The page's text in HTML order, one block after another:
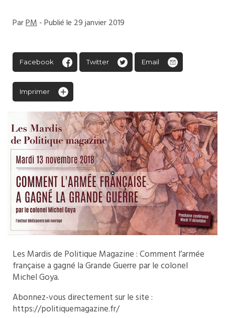
ParPM- Publié le 29 janvier 2019
Facebook Twitter Email
Imprimer
Les Mardis de Politique Magazine : Comment l’armée
française a gagné la Grande Guerre par le colonel
Michel Goya.
Abonnez-vous directement sur le site :
https://politiquemagazine.fr/